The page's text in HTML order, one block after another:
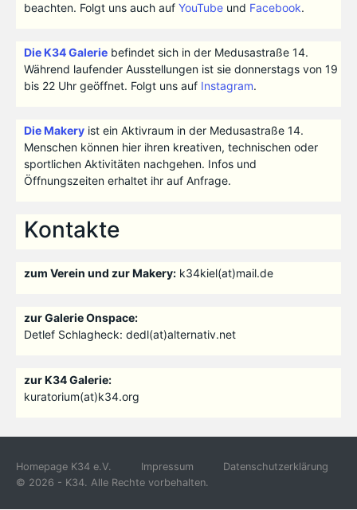
beachten. Folgt uns auch auf YouTubeund Facebook.
Die K34 Galeriebefindet sich in der Medusastraße 14.
Während laufender Ausstellungen ist sie donnerstags von 19
bis 22 Uhr geöffnet. Folgt uns auf Instagram.
Die Makeryist ein Aktivraum in der Medusastraße 14.
Menschen können hier ihren kreativen, technischen oder
sportlichen Aktivitäten nachgehen. Infos und
Öffnungszeiten erhaltet ihr auf Anfrage.
Kontakte
zum Verein und zur Makery:k34kiel(at)mail.de
zur Galerie Onspace:
Detlef Schlagheck: dedl(at)alternativ.net
zur K34 Galerie:
kuratorium(at)k34.org
Homepage K34 e.V. Impressum
Datenschutzerklärung
© 2026 - K34. Alle Rechte vorbehalten.